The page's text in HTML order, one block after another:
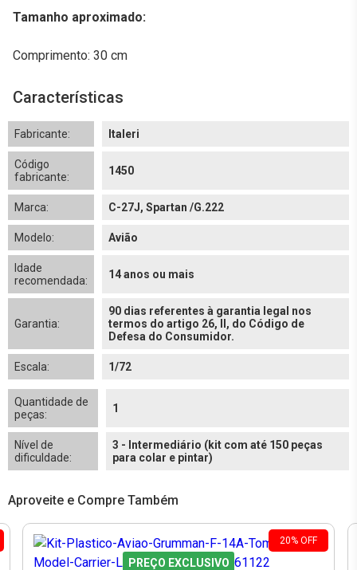
Tamanho aproximado:
Comprimento: 30 cm
Características
Fabricante: Italeri
Código
fabricante:
1450
Marca: C-27J, Spartan /G.222
Modelo: Avião
Idade
recomendada:
14 anos ou mais
Garantia:
90 dias referentes à garantia legal nos
termos do artigo 26, II, do Código de
Defesa do Consumidor.
Escala: 1/72
Quantidade de
peças:
1
Nível de
dificuldade:
3 - Intermediário (kit com até 150 peças
para colar e pintar)
Aproveite e Compre Também
20% OFF
PREÇO EXCLUSIVO